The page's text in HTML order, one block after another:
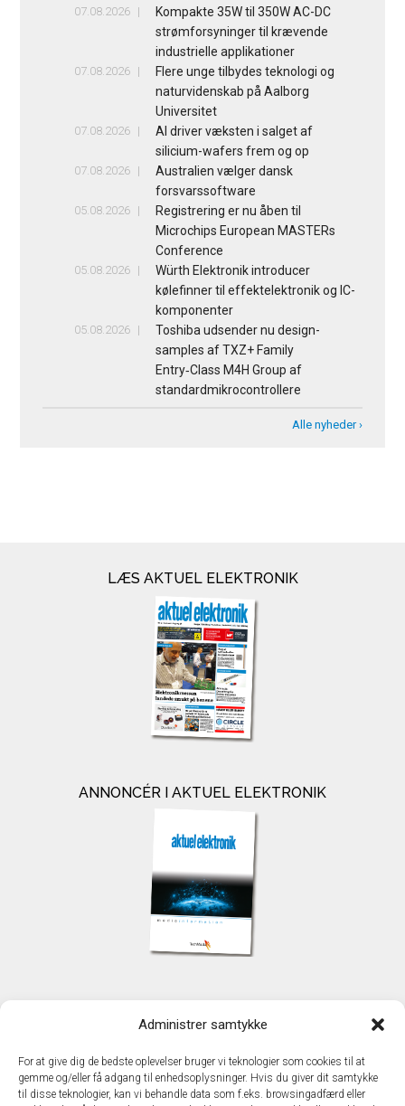
Administrer samtykke
For at give dig de bedste oplevelser bruger vi teknologier som cookies til at
gemme og/eller få adgang til enhedsoplysninger. Hvis du giver dit samtykke
til disse teknologier, kan vi behandle data som f.eks. browsingadfærd eller
07.08.2026
Kompakte 35W til 350W AC-DC
strømforsyninger til krævende
industrielle applikationer
07.08.2026
Flere unge tilbydes teknologi og
naturvidenskab på Aalborg
Universitet
07.08.2026
AI driver væksten i salget af
silicium-wafers frem og op
07.08.2026
Australien vælger dansk
forsvarssoftware
05.08.2026
Registrering er nu åben til
Microchips European MASTERs
Conference
05.08.2026
Würth Elektronik introducer
kølefinner til effektelektronik og IC-
komponenter
05.08.2026
Toshiba udsender nu design-
samples af TXZ+ Family
Entry‑Class M4H Group af
standardmikrocontrollere
Alle nyheder ›
LÆS AKTUEL ELEKTRONIK
ANNONCÉR I AKTUEL ELEKTRONIK
TechMedia A/S
DK - 2600 Glostrup
www.techmedia.dk